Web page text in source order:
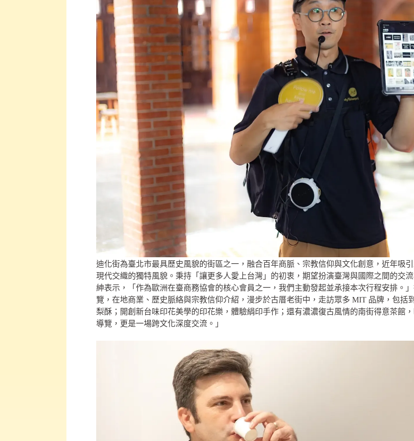
迪化街為臺北市最具歷史風貌的街區之一，融合百年商脈、宗教信仰與文化創意，近年吸
現代交織的獨特風貌。秉持「讓更多人愛上台灣」的初衷，期望扮演臺灣與國際之間的交
紳表示，「作為歐洲在臺商務協會的核心會員之一，我們主動發起並承接本次行程安排。
覽，在地商業、歷史脈絡與宗教信仰介紹，漫步於古厝老街中，走訪眾多 MIT 品牌，包括
梨酥；開創新台味印花美學的印花樂，體驗絹印手作；還有濃濃復古風情的南街得意茶館
導覽，更是一場跨文化深度交流。」